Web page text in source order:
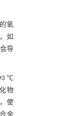
氧
，如
导
℃
物
使